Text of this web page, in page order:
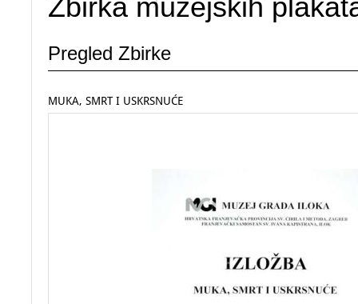
Zbirka muzejskih
Pregled Zbirke
MUKA, SMRT I USKRSNUĆE